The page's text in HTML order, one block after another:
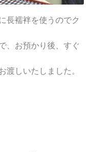
長襦袢を使うのでク
、お預かり後、すぐ
渡しいたしました。